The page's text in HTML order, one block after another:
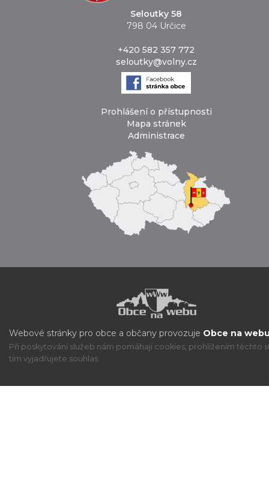
Seloutky 58
798 04 Určice
+420 582 357 772
seloutky@volny.cz
Prohlášení o přístupnosti
Mapa stránek
Administrace
Webové stránky pro obce a občany provozuje Obce na
Při poskytování služeb nám pomáhají cookies, prohlížením těchto
tím vyjadřujete souhlas.